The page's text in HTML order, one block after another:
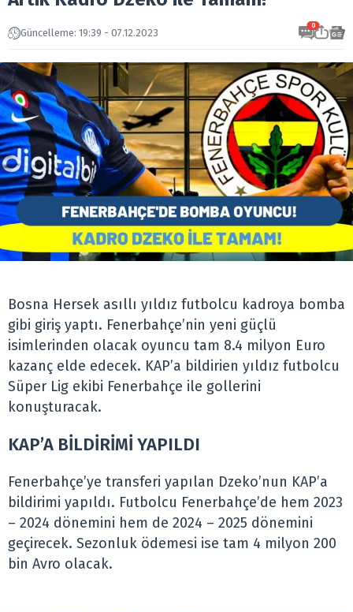
Güncelleme: 19:39 - 07.12.2023
0
Bosna Hersek asıllı yıldız futbolcu kadroya bomba
gibi giriş yaptı. Fenerbahçe’nin yeni güçlü
isimlerinden olacak oyuncu tam 8.4 milyon Euro
kazanç elde edecek. KAP’a bildirien yıldız futbolcu
Süper Lig ekibi Fenerbahçe ile gollerini
konuşturacak.
KAP’A BİLDİRİMİ YAPILDI
Fenerbahçe’ye transferi yapılan Dzeko’nun KAP’a
bildirimi yapıldı. Futbolcu Fenerbahçe’de hem 2023
– 2024 dönemini hem de 2024 – 2025 dönemini
geçirecek. Sezonluk ödemesi ise tam 4 milyon 200
bin Avro olacak.